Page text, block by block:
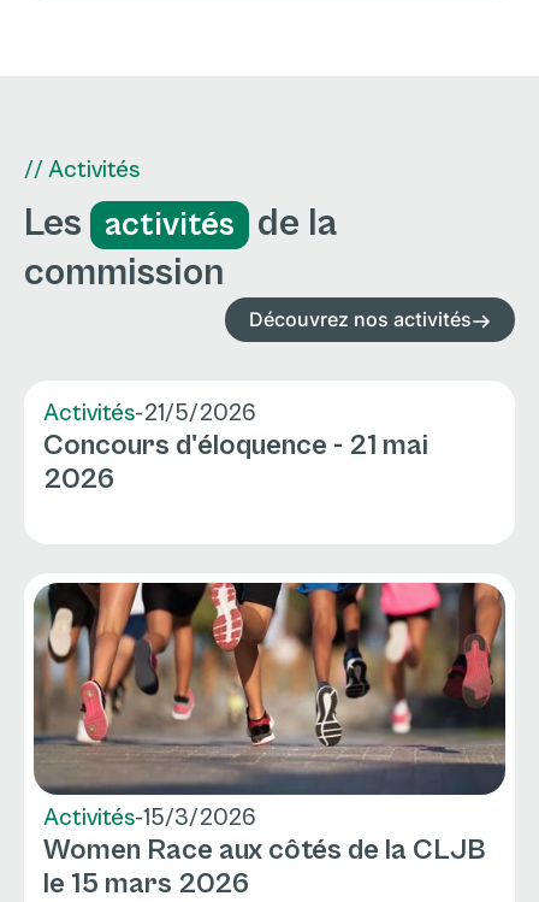
// Activités
Les activités
de la
commission
Découvrez nos activités
Activités-21/5/2026
Concours d'éloquence - 21 mai
2026
Activités-15/3/2026
Women Race aux côtés de la CLJB
le 15 mars 2026